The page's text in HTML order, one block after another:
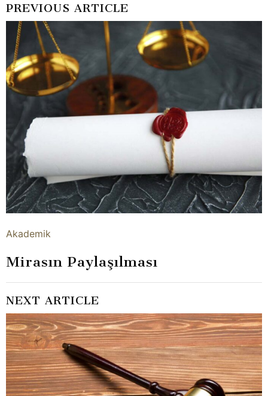
PREVIOUS ARTICLE
Akademik
Mirasın Paylaşılması
NEXT ARTICLE